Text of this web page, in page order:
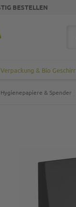
BESTELLEN
& Bio Geschirr
Hygienepapiere & Spender